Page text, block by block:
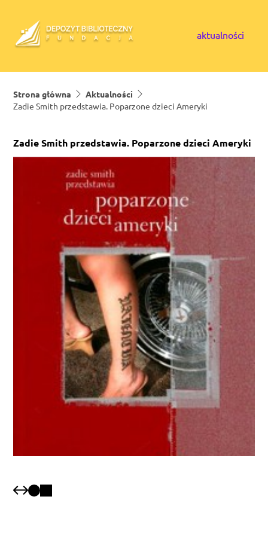
aktualności
Strona główna
Aktualności
Zadie Smith przedstawia. Poparzone dzieci Ameryki
Zadie Smith przedstawia. Poparzone dzieci Ameryki